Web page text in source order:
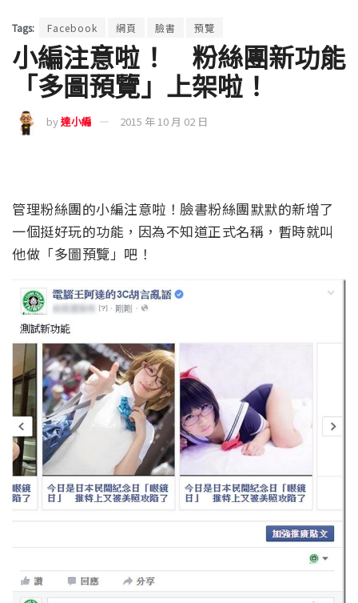
Tags: Facebook 網頁 臉書 預覽
小編注意啦！ 粉絲團新功能
「多圖預覽」上架啦！
by達小編 2015 年 10 月 02 日
管理粉絲團的小編注意啦！臉書粉絲團默默的新增了
一個挺好玩的功能，因為不知道正式名稱，暫時就叫
他做「多圖預覽」吧！